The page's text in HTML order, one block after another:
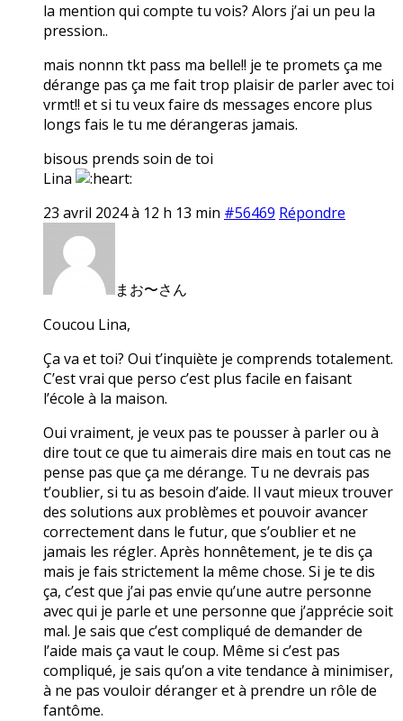
la mention qui compte tu vois? Alors j’ai un peu la
pression..
mais nonnn tkt pass ma belle!! je te promets ça me
dérange pas ça me fait trop plaisir de parler avec toi
vrmt!! et si tu veux faire ds messages encore plus
longs fais le tu me dérangeras jamais.
bisous prends soin de toi
Lina
23 avril 2024 à 12 h 13 min #56469 Répondre
まお〜さん
Coucou Lina,
Ça va et toi? Oui t’inquiète je comprends totalement.
C’est vrai que perso c’est plus facile en faisant
l’école à la maison.
Oui vraiment, je veux pas te pousser à parler ou à
dire tout ce que tu aimerais dire mais en tout cas ne
pense pas que ça me dérange. Tu ne devrais pas
t’oublier, si tu as besoin d’aide. Il vaut mieux trouver
des solutions aux problèmes et pouvoir avancer
correctement dans le futur, que s’oublier et ne
jamais les régler. Après honnêtement, je te dis ça
mais je fais strictement la même chose. Si je te dis
ça, c’est que j’ai pas envie qu’une autre personne
avec qui je parle et une personne que j’apprécie soit
mal. Je sais que c’est compliqué de demander de
l’aide mais ça vaut le coup. Même si c’est pas
compliqué, je sais qu’on a vite tendance à minimiser,
à ne pas vouloir déranger et à prendre un rôle de
fantôme.